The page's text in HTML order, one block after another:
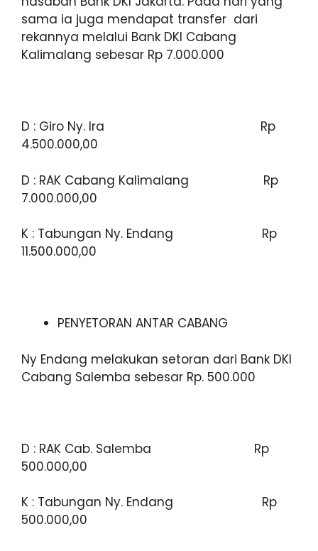
sama ia juga mendapat transfer dari
rekannya melalui Bank DKI Cabang
Kalimalang sebesar Rp 7.000.000
D : Giro Ny. Ira Rp
4.500.000,00
D : RAK Cabang Kalimalang Rp
7.000.000,00
K : Tabungan Ny. Endang Rp
11.500.000,00
PENYETORAN ANTAR CABANG
Ny Endang melakukan setoran dari Bank DKI
Cabang Salemba sebesar Rp. 500.000
D : RAK Cab. Salemba Rp
500.000,00
K : Tabungan Ny. Endang Rp
500.000,00